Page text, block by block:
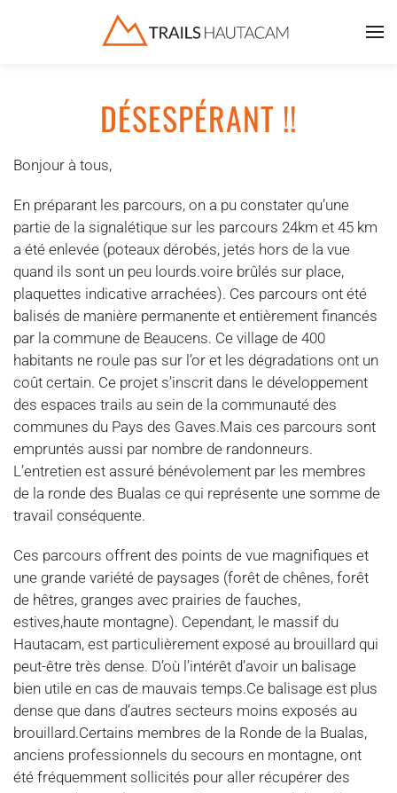
Accéder au contenu principal
DÉSESPÉRANT !!
Bonjour à tous,
En préparant les parcours, on a pu constater qu’une
partie de la signalétique sur les parcours 24km et 45 km
a été enlevée (poteaux dérobés, jetés hors de la vue
quand ils sont un peu lourds.voire brûlés sur place,
plaquettes indicative arrachées). Ces parcours ont été
balisés de manière permanente et entièrement financés
par la commune de Beaucens. Ce village de 400
habitants ne roule pas sur l’or et les dégradations ont un
coût certain. Ce projet s’inscrit dans le développement
des espaces trails au sein de la communauté des
communes du Pays des Gaves.Mais ces parcours sont
empruntés aussi par nombre de randonneurs.
L’entretien est assuré bénévolement par les membres
de la ronde des Bualas ce qui représente une somme de
travail conséquente.
Ces parcours offrent des points de vue magnifiques et
une grande variété de paysages (forêt de chênes, forêt
de hêtres, granges avec prairies de fauches,
estives,haute montagne). Cependant, le massif du
Hautacam, est particulièrement exposé au brouillard qui
peut-être très dense. D’où l’intérêt d’avoir un balisage
bien utile en cas de mauvais temps.Ce balisage est plus
dense que dans d’autres secteurs moins exposés au
brouillard.Certains membres de la Ronde de la Bualas,
anciens professionnels du secours en montagne, ont
été fréquemment sollicités pour aller récupérer des